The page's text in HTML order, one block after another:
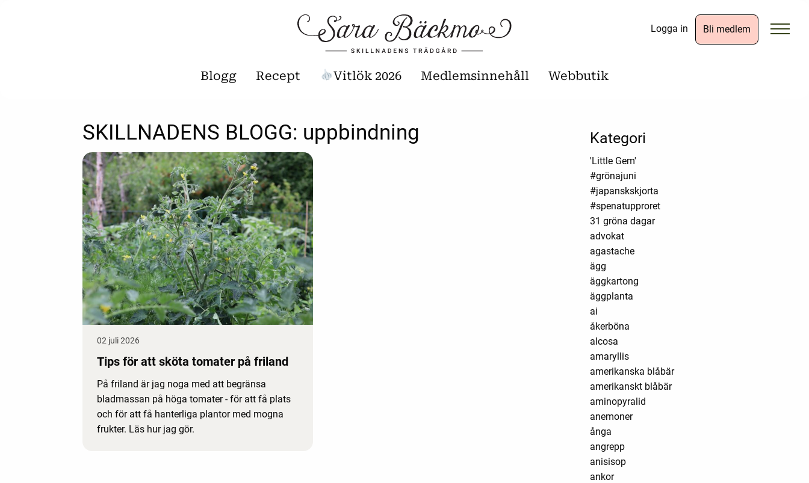
Logga in Bli medlem
Blogg Recept Vitlök 2026 Medlemsinnehåll Webbutik
SKILLNADENS BLOGG: uppbindning
02 juli 2026
Tips för att sköta tomater på friland
På friland är jag noga med att begränsa
bladmassan på höga tomater - för att få plats
och för att få hanterliga plantor med mogna
frukter. Läs hur jag gör.
Kategori
'Little Gem'
#grönajuni
#japanskskjorta
#spenatupproret
31 gröna dagar
advokat
agastache
ägg
äggkartong
äggplanta
ai
åkerböna
alcosa
amaryllis
amerikanska blåbär
amerikanskt blåbär
aminopyralid
anemoner
ånga
angrepp
anisisop
ankor